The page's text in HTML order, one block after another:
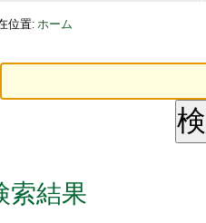
位置: ホーム
索結果